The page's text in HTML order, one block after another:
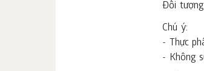
Đối
Chú ý:
- Thực
- Không